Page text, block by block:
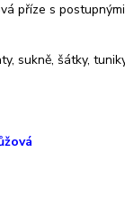
příze s postupnými
sukně, šátky,